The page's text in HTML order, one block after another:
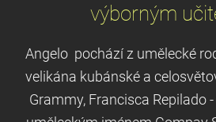
výborným
Angelo pochází z umělecké
velikána kubánské a
Grammy, Francisca Repilado